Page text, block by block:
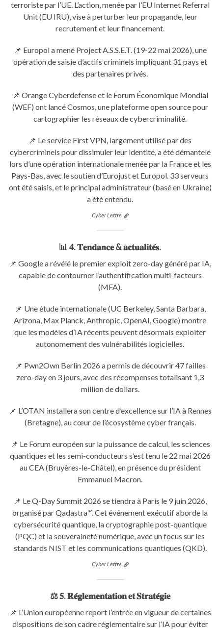
terroriste par l’UE. L’action, menée par l’EU Internet Referral
Unit (EU IRU), vise à perturber leur propagande, leur
recrutement et leur financement.
📌 Europol a mené Project A.S.S.E.T. (19-22 mai 2026), une
opération de saisie d’actifs criminels impliquant 31 pays et
des partenaires privés.
📌 Orange Cyberdefense et le Forum Économique Mondial
(WEF) ont lancé Cosmos, une plateforme open source pour
cartographier les réseaux de cybercriminalité.
📌 Le service First VPN, largement utilisé par des
cybercriminels pour dissimuler leur identité, a été démantelé
lors d’une opération internationale menée par la France et les
Pays-Bas, avec le soutien d’Eurojust et Europol. 33 serveurs
ont été saisis, et le principal administrateur (basé en Ukraine)
a été entendu.
Cyber Lettre
📊 𝟒. 𝐓𝐞𝐧𝐝𝐚𝐧𝐜𝐞 & 𝐚𝐜𝐭𝐮𝐚𝐥𝐢𝐭𝐞́𝐬.
📌 Google a révélé le premier exploit zero-day généré par IA,
capable de contourner l’authentification multi-facteurs
(MFA).
📌 Une étude internationale (UC Berkeley, Santa Barbara,
Arizona, Max Planck, Anthropic, OpenAI, Google) montre
que les modèles d’IA récents peuvent désormais exploiter
autonomement des vulnérabilités logicielles.
📌 Pwn2Own Berlin 2026 a permis de découvrir 47 failles
zero-day en 3 jours, avec des récompenses totalisant 1,3
million de dollars.
📌 L’OTAN installera son centre d’excellence sur l’IA à Rennes
(Bretagne), au cœur de l’écosystème cyber français.
📌 Le Forum européen sur la puissance de calcul, les sciences
quantiques et les semi-conducteurs s’est tenu le 22 mai 2026
au CEA (Bruyères-le-Châtel), en présence du président
Emmanuel Macron.
📌 Le Q-Day Summit 2026 se tiendra à Paris le 9 juin 2026,
organisé par Qadastra™. Cet événement exécutif aborde la
cybersécurité quantique, la cryptographie post-quantique
(PQC) et la souveraineté numérique, avec un focus sur les
standards NIST et les communications quantiques (QKD).
Cyber Lettre
⚖️ 𝟓. 𝐑𝐞́𝐠𝐥𝐞𝐦𝐞𝐧𝐭𝐚𝐭𝐢𝐨𝐧 𝐞𝐭 𝐒𝐭𝐫𝐚𝐭𝐞́𝐠𝐢𝐞
📌 L’Union européenne report l’entrée en vigueur de certaines
dispositions de son cadre réglementaire sur l’IA pour éviter